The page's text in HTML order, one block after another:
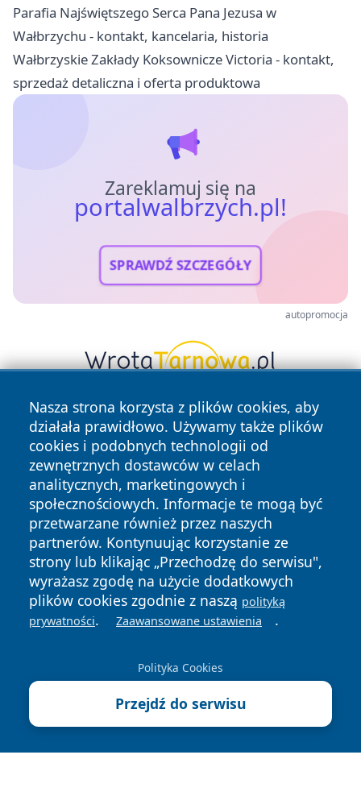
Parafia Najświętszego Serca Pana Jezusa w
Wałbrzychu - kontakt, kancelaria, historia
Wałbrzyskie Zakłady Koksownicze Victoria - kontakt,
sprzedaż detaliczna i oferta produktowa
Zareklamuj się na
portalwalbrzych.pl!
SPRAWDŹ SZCZEGÓŁY
autopromocja
Nasza strona korzysta z plików cookies, aby
działała prawidłowo. Używamy także plików
cookies i podobnych technologii od
zewnętrznych dostawców w celach
analitycznych, marketingowych i
społecznościowych. Informacje te mogą być
przetwarzane również przez naszych
partnerów. Kontynuując korzystanie ze
strony lub klikając „Przechodzę do serwisu",
wyrażasz zgodę na użycie dodatkowych
plików cookies zgodnie z naszą polityką
prywatności. Zaawansowane ustawienia .
Polityka Cookies
Przejdź do serwisu
Copyright © 2026 portalwalbrzych.pl Wszystkie prawa
zastrzeżone.
News Autorzy
Polityka
Prywatności
Polityka
Cookies